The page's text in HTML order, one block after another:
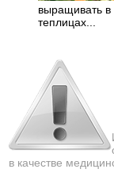
выращивать в
теплицах...
в качестве